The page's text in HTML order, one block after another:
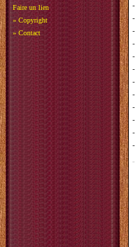
Faire un lien
» Copyright
» Contact
-
-
-
-
-
-
-
-
-
-
-
-